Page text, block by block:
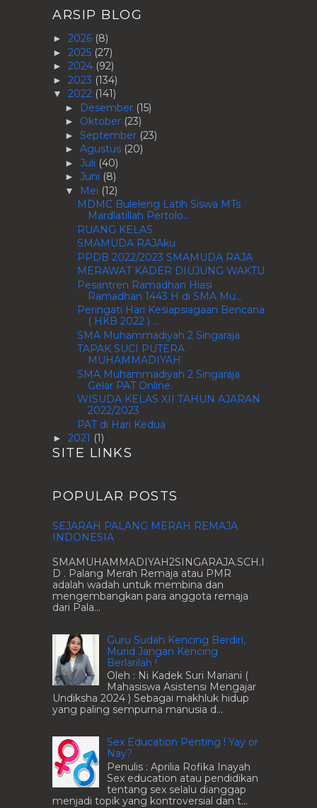
ARSIP BLOG
► 2026 (8)
► 2025 (27)
► 2024 (92)
► 2023 (134)
▼ 2022 (141)
► Desember (15)
► Oktober (23)
► September (23)
► Agustus (20)
► Juli (40)
► Juni (8)
▼ Mei (12)
MDMC Buleleng Latih Siswa MTs
Mardlatillah Pertolo...
RUANG KELAS
SMAMUDA RAJAku
PPDB 2022/2023 SMAMUDA RAJA
MERAWAT KADER DIUJUNG WAKTU
Pesantren Ramadhan Hiasi
Ramadhan 1443 H di SMA Mu...
Peringati Hari Kesiapsiagaan Bencana
( HKB 2022 ) ...
SMA Muhammadiyah 2 Singaraja
TAPAK SUCI PUTERA
MUHAMMADIYAH
SMA Muhammadiyah 2 Singaraja
Gelar PAT Online.
WISUDA KELAS XII TAHUN AJARAN
2022/2023
PAT di Hari Kedua
► 2021 (1)
SITE LINKS
POPULAR POSTS
SEJARAH PALANG MERAH REMAJA
INDONESIA
SMAMUHAMMADIYAH2SINGARAJA.SCH.I
D . Palang Merah Remaja atau PMR
adalah wadah untuk membina dan
mengembangkan para anggota remaja
dari Pala...
Guru Sudah Kencing Berdiri,
Murid Jangan Kencing
Berlarilah !
Oleh : Ni Kadek Suri Mariani (
Mahasiswa Asistensi Mengajar
Undiksha 2024 ) Sebagai makhluk hidup
yang paling sempurna manusia d...
Sex Education Penting ! Yay or
Nay?
Penulis : Aprilia Rofika Inayah
Sex education atau pendidikan
tentang sex selalu dianggap
menjadi topik yang kontroversial dan t...